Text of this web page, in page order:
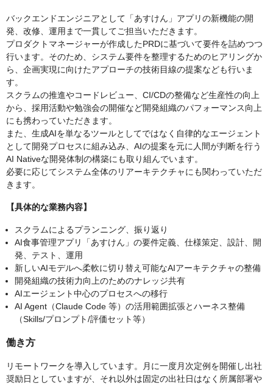
バックエンドエンジニアとして「あすけん」アプリの新機能の開
発、改修、運用まで一貫してご担当いただきます。
プロダクトマネージャーが作成したPRDに基づいて要件を詰めつつ
行います。そのため、システム要件を整理するためのヒアリングか
ら、企画実現に向けたアプローチの技術目線の提案なども行いま
す。
スクラムの推進やコードレビュー、CI/CDの整備など生産性の向上
から、採用活動や勉強会の開催など開発組織のパフォーマンス向上
にも携わっていただきます。
また、生成AIを単なるツールとしてではなく自律的なエージェント
として開発プロセスに組み込み、AIの提案を元に人間が判断を行う
AI Nativeな開発体制の構築にも取り組んでいます。
必要に応じてシステム全体のリアーキテクチャにも関わっていただ
きます。
【具体的な業務内容】
スクラムによるプランニング、振り返り
AI食事管理アプリ「あすけん」の要件定義、仕様策定、設計、開
発、テスト、運用
新しいAIモデルへ柔軟に切り替え可能なAIアーキテクチャの整備
開発組織の技術力向上のためのナレッジ共有
AIエージェント中心のプロセスへの移行
AI Agent（Claude Code 等）の活用範囲拡張とハーネス整備
（Skills/プロンプト/評価セット等）
働き方
リモートワークを導入しています。月に一度月次定例を開催し出社
奨励日としていますが、それ以外は固定の出社日はなく所属部署や